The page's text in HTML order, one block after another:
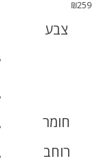
₪259
צבע
חומר
רוחב